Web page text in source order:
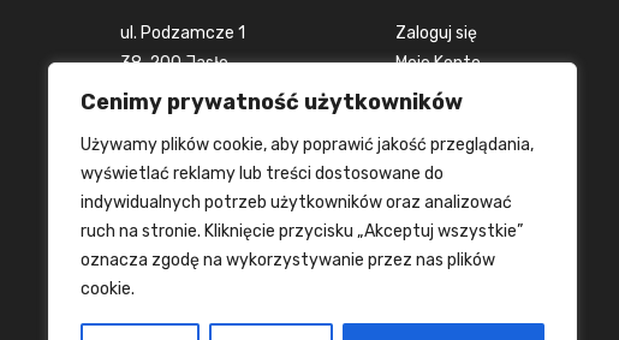
Cenimy prywatność użytkowników
Używamy plików cookie, aby poprawić jakość przeglądania,
wyświetlać reklamy lub treści dostosowane do
indywidualnych potrzeb użytkowników oraz analizować
ruch na stronie. Kliknięcie przycisku „Akceptuj wszystkie”
oznacza zgodę na wykorzystywanie przez nas plików
cookie.
ul. Podzamcze 1
38-200 Jasło
woj. podkarpackie
+48 694 916 924
info@tanietrofea.pl
Zaloguj się
Moje Konto
Zamówienia